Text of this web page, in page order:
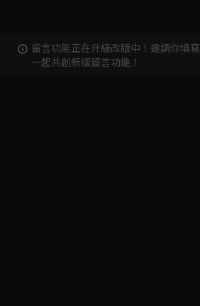
留言功能正在升級改版中！邀請你填寫
一起共創新版留言功能！